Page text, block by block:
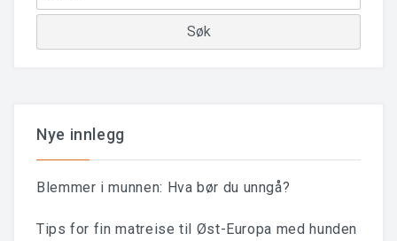
etter:
Nye innlegg
Blemmer i munnen: Hva bør du unngå?
Tips for fin matreise til Øst-Europa med hunden